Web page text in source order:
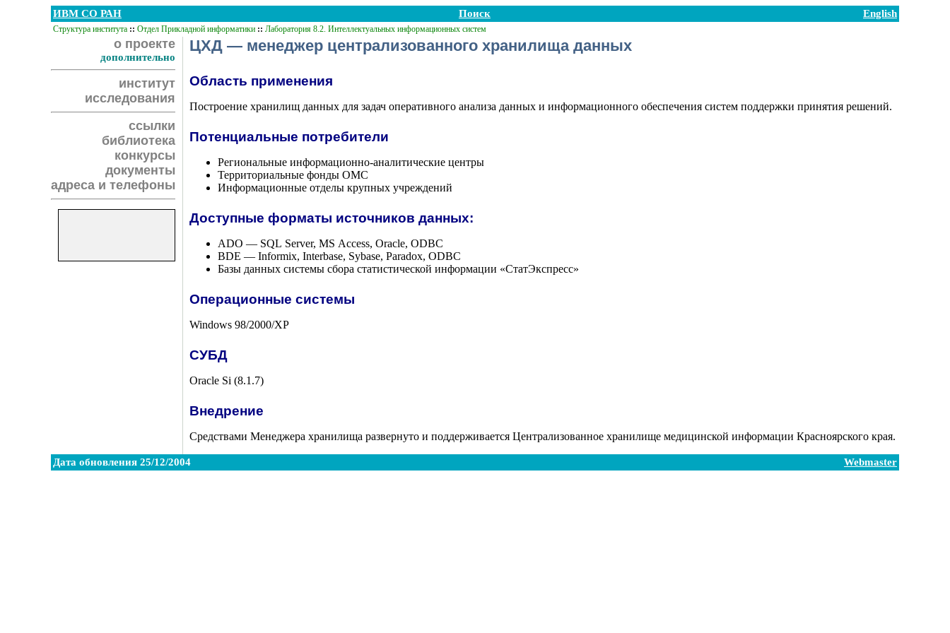
ИВМ СО РАН Поиск English
Структура института :: Отдел Прикладной информатики :: Лаборатория 8.2. Интеллектуальных информационных систем
о проекте
дополнительно
институт
исследования
ссылки
библиотека
конкурсы
документы
адреса и телефоны
ЦХД — менеджер централизованного хранилища данных
Область применения
Построение хранилищ данных для задач оперативного анализа данных и информационного обеспечения систем поддержки принятия решений.
Потенциальные потребители
Региональные информационно-аналитические центры
Территориальные фонды ОМС
Информационные отделы крупных учреждений
Доступные форматы источников данных:
ADO — SQL Server, MS Access, Oracle, ODBC
BDE — Informix, Interbase, Sybase, Paradox, ODBC
Базы данных системы сбора статистической информации «СтатЭкспресс»
Операционные системы
Windows 98/2000/XP
СУБД
Oracle Si (8.1.7)
Внедрение
Средствами Менеджера хранилища развернуто и поддерживается Централизованное хранилище медицинской информации Красноярского края.
Дата обновления 25/12/2004 Webmaster